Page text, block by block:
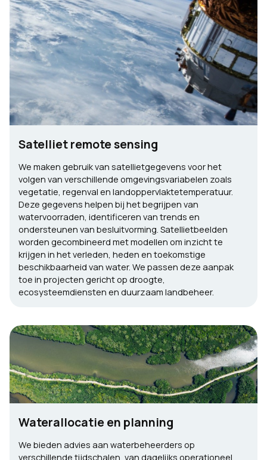
Satelliet remote sensing
We maken gebruik van satellietgegevens voor het
volgen van verschillende omgevingsvariabelen zoals
vegetatie, regenval en landoppervlaktetemperatuur.
Deze gegevens helpen bij het begrijpen van
watervoorraden, identificeren van trends en
ondersteunen van besluitvorming. Satellietbeelden
worden gecombineerd met modellen om inzicht te
krijgen in het verleden, heden en toekomstige
beschikbaarheid van water. We passen deze aanpak
toe in projecten gericht op droogte,
ecosysteemdiensten en duurzaam landbeheer.
Waterallocatie en planning
We bieden advies aan waterbeheerders op
verschillende tijdschalen, van dagelijks operationeel